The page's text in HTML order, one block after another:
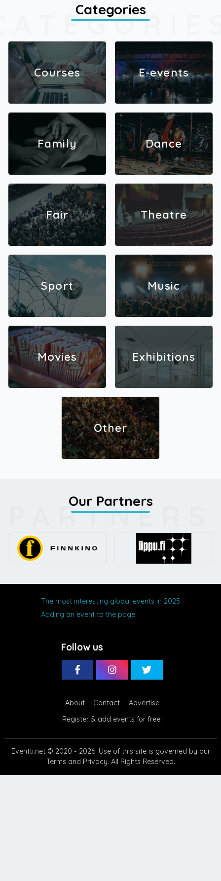
Categories
Courses E-events
Family Dance
Fair Theatre
Sport Music
Movies Exhibitions
Other
PARTNERS
Our Partners
The most interesting global events in 2025
Adding an event to the page
Follow us
About Contact
Advertise
Register & add events for free!
Eventti.net© 2020 - 2026. Use of this site is governed by our
Terms and Privacy. All Rights Reserved.